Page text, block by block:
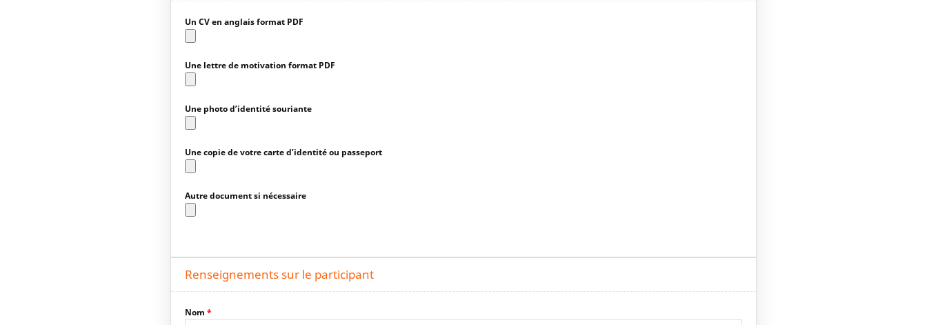
Un CV en anglais format PDF
Une lettre de motivation format PDF
Une photo d’identité souriante
Une copie de votre carte d’identité ou passeport
Autre document si nécessaire
Renseignements sur le participant
Nom *